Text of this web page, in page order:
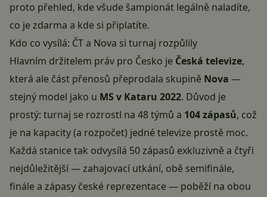
proto přehled, kde všude šampionát legálně naladíte,
co je zdarma a kde si připlatíte.
Kdo co vysílá: ČT a Nova si turnaj rozpůlily
Hlavním držitelem práv pro Česko je Česká televize,
která ale část přenosů přeprodala skupině Nova —
stejný model jako u MS v Kataru 2022. Důvod je
prostý: turnaj se rozrostl na 48 týmů a 104 zápasů, což
je na kapacity (a rozpočet) jedné televize prostě moc.
Každá stanice tak odvysílá 50 zápasů exkluzivně a čtyři
nejdůležitější — zahajovací utkání, obě semifinále,
finále a zápasy české reprezentace — poběží na obou